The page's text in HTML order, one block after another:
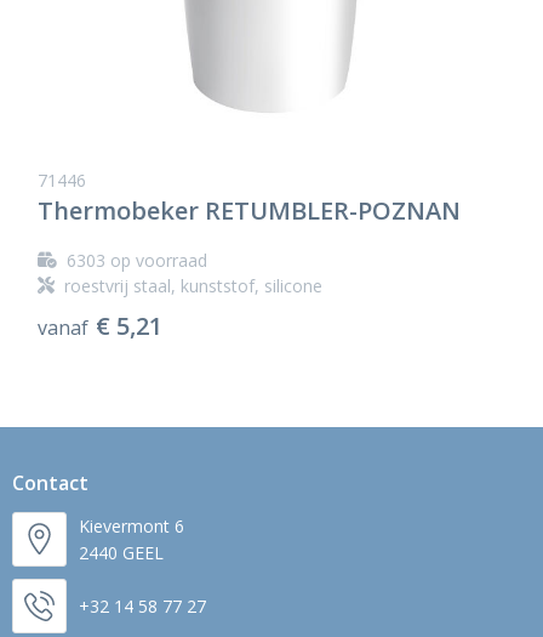
71446
Thermobeker RETUMBLER-POZNAN
6303 op voorraad
roestvrij staal, kunststof, silicone
vanaf € 5,21
Contact
Kievermont 6
2440 GEEL
+32 14 58 77 27